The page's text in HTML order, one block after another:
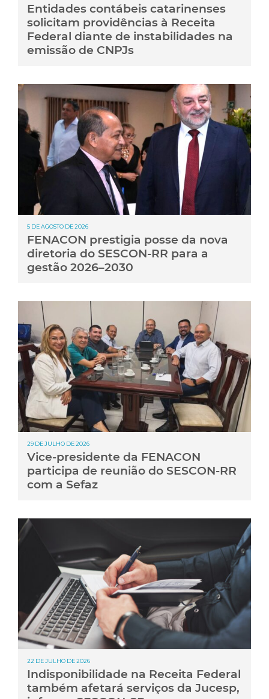
Entidades contábeis catarinenses
solicitam providências à Receita
Federal diante de instabilidades na
emissão de CNPJs
5 DE AGOSTO DE 2026
FENACON prestigia posse da nova
diretoria do SESCON-RR para a
gestão 2026–2030
29 DE JULHO DE 2026
Vice-presidente da FENACON
participa de reunião do SESCON-RR
com a Sefaz
22 DE JULHO DE 2026
Indisponibilidade na Receita Federal
também afetará serviços da Jucesp,